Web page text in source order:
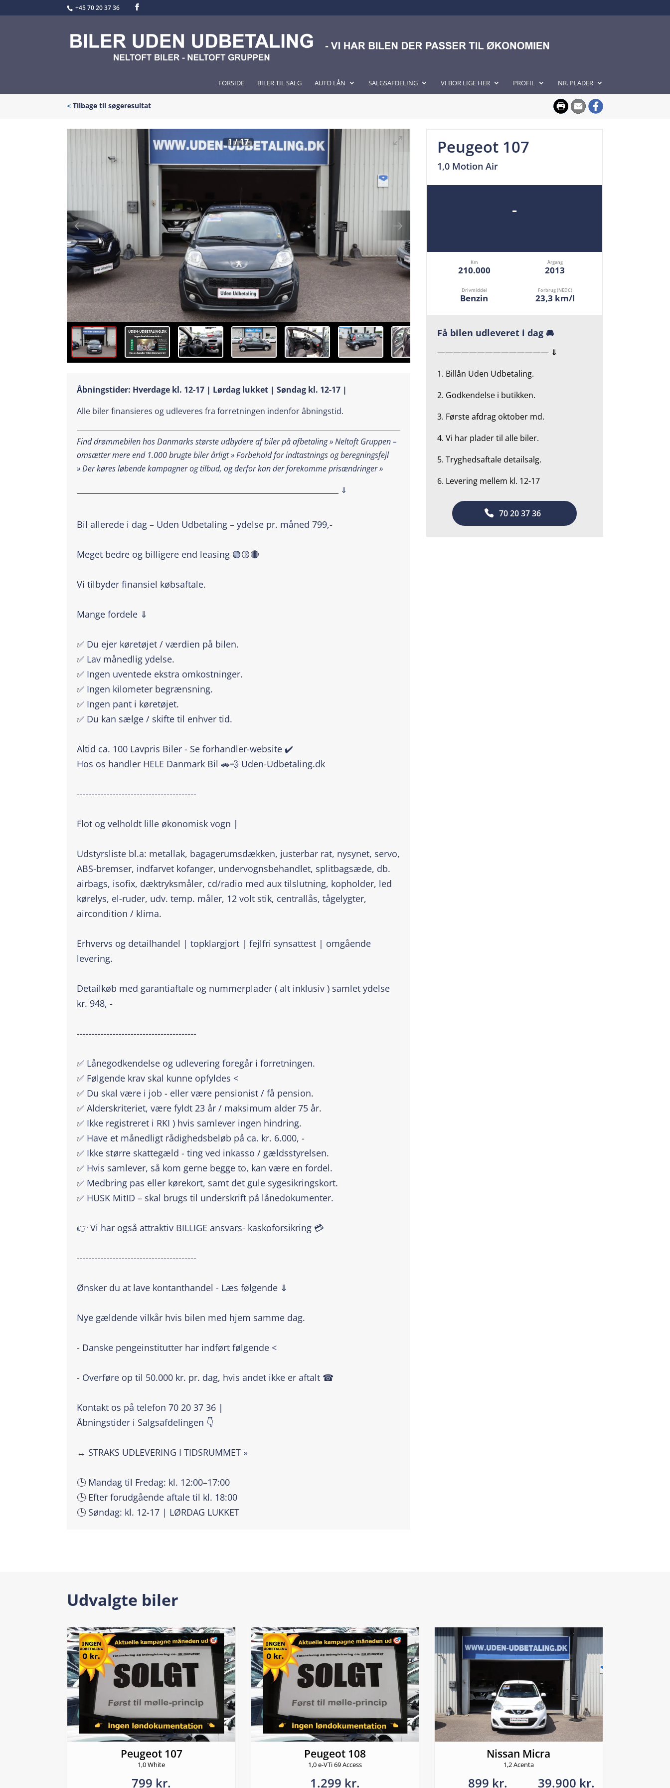
+45 70 20 37 36
FORSIDE BILER TIL SALG AUTO LÅN SALGSAFDELING VI BOR LIGE HER PROFIL NR. PLADER
<Tilbage til søgeresultat
1/17
Åbningstider: Hverdage kl. 12-17 | Lørdag lukket | Søndag kl. 12-17 |
Alle biler finansieres og udleveres fra forretningen indenfor åbningstid.
Find drømmebilen hos Danmarks største udbydere af biler på afbetaling » Neltoft Gruppen –
omsætter mere end 1.000 brugte biler årligt » Forbehold for indtastnings og beregningsfejl
»Der køres løbende kampagner og tilbud, og derfor kan der forekomme prisændringer »
___________________________________________________________________________ ⇓
Bil allerede i dag – Uden Udbetaling – ydelse pr. måned 799,-
Meget bedre og billigere end leasing 🟢🟡🔴
Vi tilbyder finansiel købsaftale.
Mange fordele ⇓
✅ Du ejer køretøjet / værdien på bilen.
✅ Lav månedlig ydelse.
✅ Ingen uventede ekstra omkostninger.
✅ Ingen kilometer begrænsning.
✅ Ingen pant i køretøjet.
✅ Du kan sælge / skifte til enhver tid.
Altid ca. 100 Lavpris Biler - Se forhandler-website ✔️
Hos os handler HELE Danmark Bil 🚗💨 Uden-Udbetaling.dk
----------------------------------------
Flot og velholdt lille økonomisk vogn |
Udstyrsliste bl.a: metallak, bagagerumsdækken, justerbar rat, nysynet, servo,
ABS-bremser, indfarvet kofanger, undervognsbehandlet, splitbagsæde, db.
airbags, isofix, dæktryksmåler, cd/radio med aux tilslutning, kopholder, led
kørelys, el-ruder, udv. temp. måler, 12 volt stik, centrallås, tågelygter,
aircondition / klima.
Erhvervs og detailhandel | topklargjort | fejlfri synsattest | omgående
levering.
Detailkøb med garantiaftale og nummerplader ( alt inklusiv ) samlet ydelse
kr. 948, -
----------------------------------------
✅ Lånegodkendelse og udlevering foregår i forretningen.
✅ Følgende krav skal kunne opfyldes <
✅ Du skal være i job - eller være pensionist / få pension.
✅ Alderskriteriet, være fyldt 23 år / maksimum alder 75 år.
✅ Ikke registreret i RKI ) hvis samlever ingen hindring.
✅ Have et månedligt rådighedsbeløb på ca. kr. 6.000, -
✅ Ikke større skattegæld - ting ved inkasso / gældsstyrelsen.
✅ Hvis samlever, så kom gerne begge to, kan være en fordel.
✅ Medbring pas eller kørekort, samt det gule sygesikringskort.
✅ HUSK MitID – skal brugs til underskrift på lånedokumenter.
👉 Vi har også attraktiv BILLIGE ansvars- kaskoforsikring 💳
----------------------------------------
Ønsker du at lave kontanthandel - Læs følgende ⇓
Nye gældende vilkår hvis bilen med hjem samme dag.
- Danske pengeinstitutter har indført følgende <
- Overføre op til 50.000 kr. pr. dag, hvis andet ikke er aftalt ☎
Kontakt os på telefon 70 20 37 36 |
Åbningstider i Salgsafdelingen 👇
↔️ STRAKS UDLEVERING I TIDSRUMMET »
🕒 Mandag til Fredag: kl. 12:00–17:00
🕒 Efter forudgående aftale til kl. 18:00
🕒 Søndag: kl. 12-17 | LØRDAG LUKKET
Peugeot 107
1,0 Motion Air
-
Km
210.000
Årgang
2013
Drivmiddel
Benzin
Forbrug (NEDC)
23,3 km/l
Få bilen udleveret i dag 🚘
—————————————— ⇓
1. Billån Uden Udbetaling.
2. Godkendelse i butikken.
3. Første afdrag oktober md.
4. Vi har plader til alle biler.
5. Tryghedsaftale detailsalg.
6. Levering mellem kl. 12-17
70 20 37 36
Udvalgte biler
Peugeot 107
1,0 White
799 kr.
Peugeot 108
1,0 e-VTi 69 Access
1.299 kr.
Nissan Micra
1,2 Acenta
899 kr. 39.900 kr.